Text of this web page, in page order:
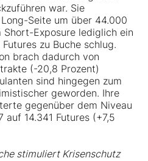
war. Sie
Seite um über 44.000
Short-Exposure lediglich ein
zu Buche schlug.
brach dadurch von
(-20,8 Prozent)
sind hingegen zum
geworden. Ihre
gegenüber dem Niveau
auf 14.341 Futures (+7,5
stimuliert Krisenschutz